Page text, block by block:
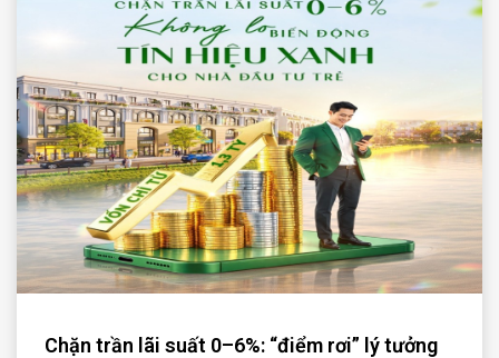
Chặn trần lãi suất 0–6%: “điểm rơi” lý tưởng